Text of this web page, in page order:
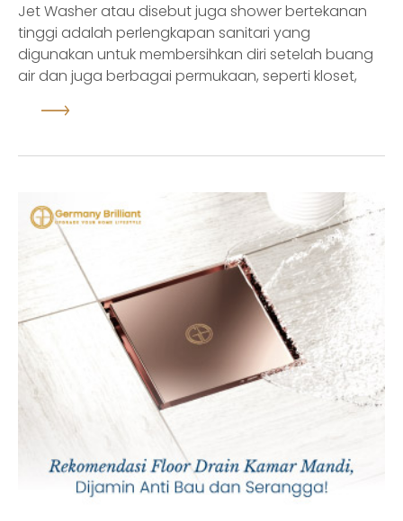
Jet Washer atau disebut juga shower bertekanan
tinggi adalah perlengkapan sanitari yang
digunakan untuk membersihkan diri setelah buang
air dan juga berbagai permukaan, seperti kloset,
efektif untuk menghilangkan noda menempel yang
membersihkan sela-sela permukaan yang sulit
juga bisa digu...